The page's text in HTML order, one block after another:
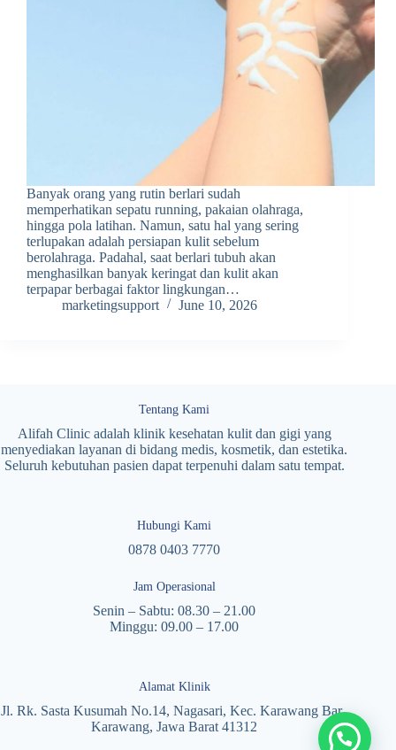
Banyak orang yang rutin berlari sudah
memperhatikan sepatu running, pakaian olahraga,
hingga pola latihan. Namun, satu hal yang sering
terlupakan adalah persiapan kulit sebelum
berolahraga. Padahal, saat berlari tubuh akan
menghasilkan banyak keringat dan kulit akan
terpapar berbagai faktor lingkungan…
marketingsupport
June 10, 2026
Tentang Kami
Alifah Clinic adalah klinik kesehatan kulit dan gigi yang
menyediakan layanan di bidang medis, kosmetik, dan estetika.
Seluruh kebutuhan pasien dapat terpenuhi dalam satu tempat.
Hubungi Kami
0878 0403 7770
Jam Operasional
Senin – Sabtu: 08.30 – 21.00
Minggu: 09.00 – 17.00
Alamat Klinik
Jl. Rk. Sasta Kusumah No.14, Nagasari, Kec. Karawang Bar.,
Karawang, Jawa Barat 41312